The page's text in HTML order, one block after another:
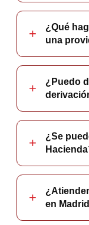
¿Qué
una
¿Puedo
¿Se
en